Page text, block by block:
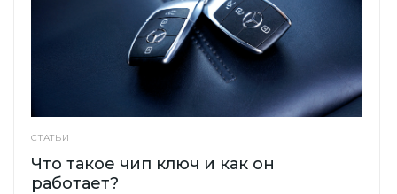
СТАТЬИ
Что такое чип ключ и как он
работает?